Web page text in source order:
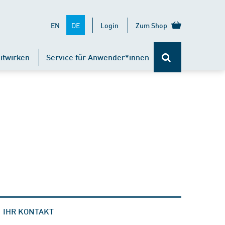
EN DE Login Zum Shop
Service für Anwender*innen
IHR KONTAKT